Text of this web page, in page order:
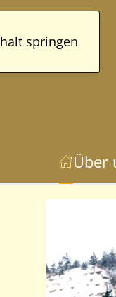
springen
Über